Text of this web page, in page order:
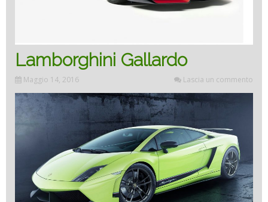
Lamborghini Gallardo
Maggio 14, 2016 Lascia un commento